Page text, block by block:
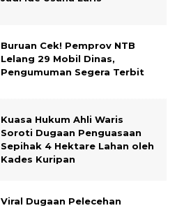
Buruan Cek! Pemprov NTB
Lelang 29 Mobil Dinas,
Pengumuman Segera Terbit
Kuasa Hukum Ahli Waris
Soroti Dugaan Penguasaan
Sepihak 4 Hektare Lahan oleh
Kades Kuripan
Viral Dugaan Pelecehan